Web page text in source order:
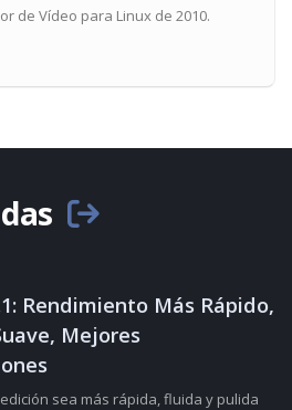
de Vídeo para Linux de 2010.
Rendimiento Más Rápido,
Mejores
sea más rápida, fluida y pulida